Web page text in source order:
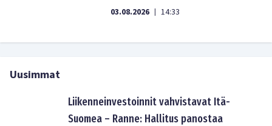
03.08.2026 | 14:33
Uusimmat
Liikenneinvestoinnit vahvistavat Itä-
Suomea – Ranne: Hallitus panostaa